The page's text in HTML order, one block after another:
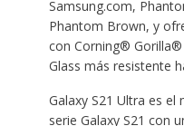
Samsung.com,
Phantom Brown, y
con Corning® Gorilla®
Glass más resistente
Galaxy S21 Ultra es
serie Galaxy S21 con